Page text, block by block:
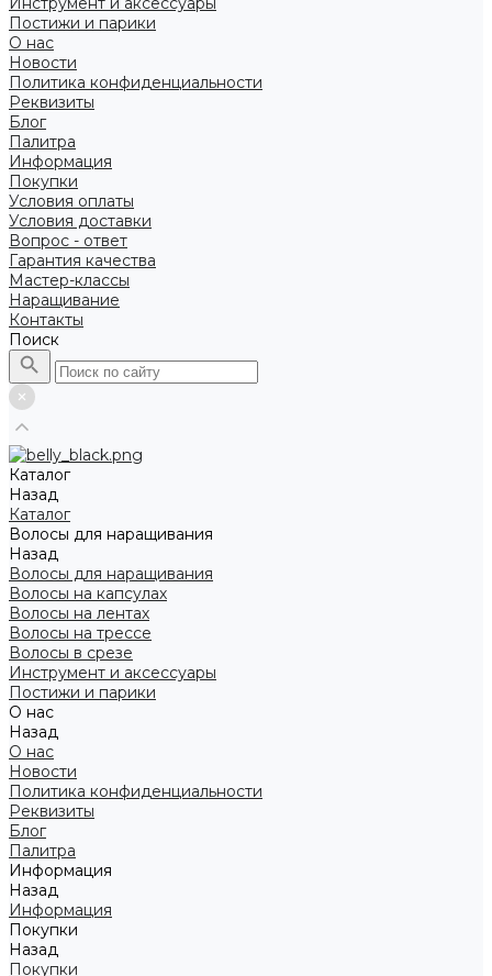
Постижи и парики
О нас
Новости
Политика конфиденциальности
Реквизиты
Блог
Палитра
Информация
Покупки
Условия оплаты
Условия доставки
Вопрос - ответ
Гарантия качества
Мастер-классы
Наращивание
Контакты
Поиск
Каталог
Назад
Каталог
Волосы для наращивания
Назад
Волосы для наращивания
Волосы на капсулах
Волосы на лентах
Волосы на трессе
Волосы в срезе
Инструмент и аксессуары
Постижи и парики
О нас
Назад
О нас
Новости
Политика конфиденциальности
Реквизиты
Блог
Палитра
Информация
Назад
Информация
Покупки
Назад
Покупки